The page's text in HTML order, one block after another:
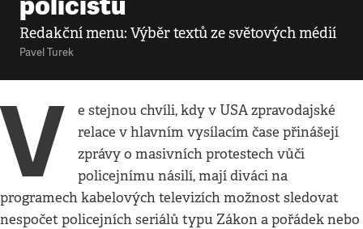
Redakční menu: Výběr textů ze světových médií
Pavel Turek
V
e stejnou chvíli, kdy v USA zpravodajské
relace v hlavním vysílacím čase přinášejí
zprávy o masivních protestech vůči
policejnímu násilí, mají diváci na
programech kabelových televizích možnost sledovat
nespočet policejních seriálů typu Zákon a pořádek nebo